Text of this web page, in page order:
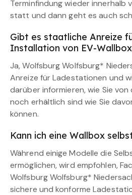
Terminfindung wieder innerhalb
statt und dann geht es auch
Gibt es staatliche Anreize
Installation von EV-
Ja, Wolfsburg Wolfsburg*
Anreize für Ladestationen und
darüber informieren, wie Sie
noch erhältlich sind wie Sie
können.
Kann ich eine Wallbox
Während einige Modelle die
ermöglichen, wird empfohlen,
Wolfsburg Wolfsburg*
sichere und konforme